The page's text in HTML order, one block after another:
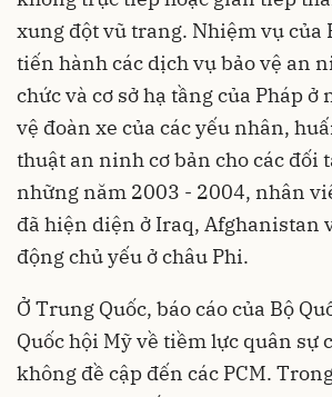
xung đột vũ trang. Nhiệm vụ của
tiến hành các dịch vụ bảo vệ an
chức và cơ sở hạ tầng của Pháp ở
vệ đoàn xe của các yếu nhân,
thuật an ninh cơ bản cho các đối
những năm 2003 - 2004, nhân
đã hiện diện ở Iraq, Afghanistan
động chủ yếu ở châu Phi.
Ở Trung Quốc, báo cáo của Bộ
Quốc hội Mỹ về tiềm lực quân sự
không đề cập đến các PCM.